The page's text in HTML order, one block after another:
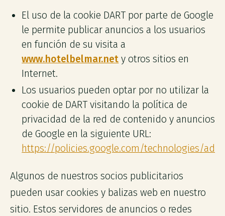
El uso de la cookie DART por parte de Google
le permite publicar anuncios a los usuarios
en función de su visita a
www.hotelbelmar.net y otros sitios en
Internet.
Los usuarios pueden optar por no utilizar la
cookie de DART visitando la política de
privacidad de la red de contenido y anuncios
de Google en la siguiente URL:
https://policies.google.com/technologies/ads
Algunos de nuestros socios publicitarios
pueden usar cookies y balizas web en nuestro
sitio. Estos servidores de anuncios o redes